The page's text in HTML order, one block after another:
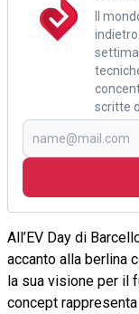
Il
scritte
All’EV Day di
accanto alla berlina
la sua visione per il
concept